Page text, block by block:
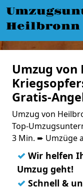
Heilbronn
Umzug von
Gratis-
Umzug von
Top-
3 Min. ➨ Umzüge
✓ Wir helfen
Umzug geht!
✓ Schnell &